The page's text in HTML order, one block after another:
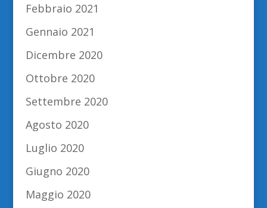
Febbraio 2021
Gennaio 2021
Dicembre 2020
Ottobre 2020
Settembre 2020
Agosto 2020
Luglio 2020
Giugno 2020
Maggio 2020